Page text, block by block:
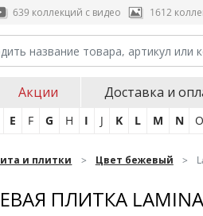
639 коллекций с видео 1612
Акции Доставка и
E F G H I J K L M N O
и плитки Цвет бежевый
ПЛИТКА